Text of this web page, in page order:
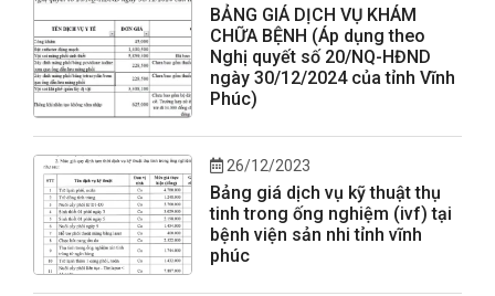
BẢNG GIÁ DỊCH VỤ KHÁM
CHỮA BỆNH (Áp dụng theo
Nghị quyết số 20/NQ-HĐND
ngày 30/12/2024 của tỉnh Vĩnh
Phúc)
26/12/2023
Bảng giá dịch vụ kỹ thuật thụ
tinh trong ống nghiệm (ivf) tại
bệnh viện sản nhi tỉnh vĩnh
phúc